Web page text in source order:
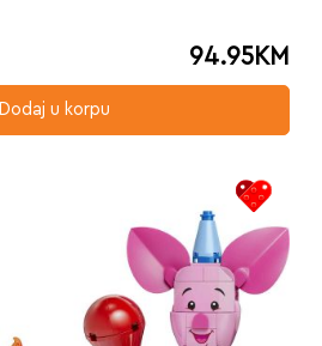
94.95KM
Dodaj u korpu